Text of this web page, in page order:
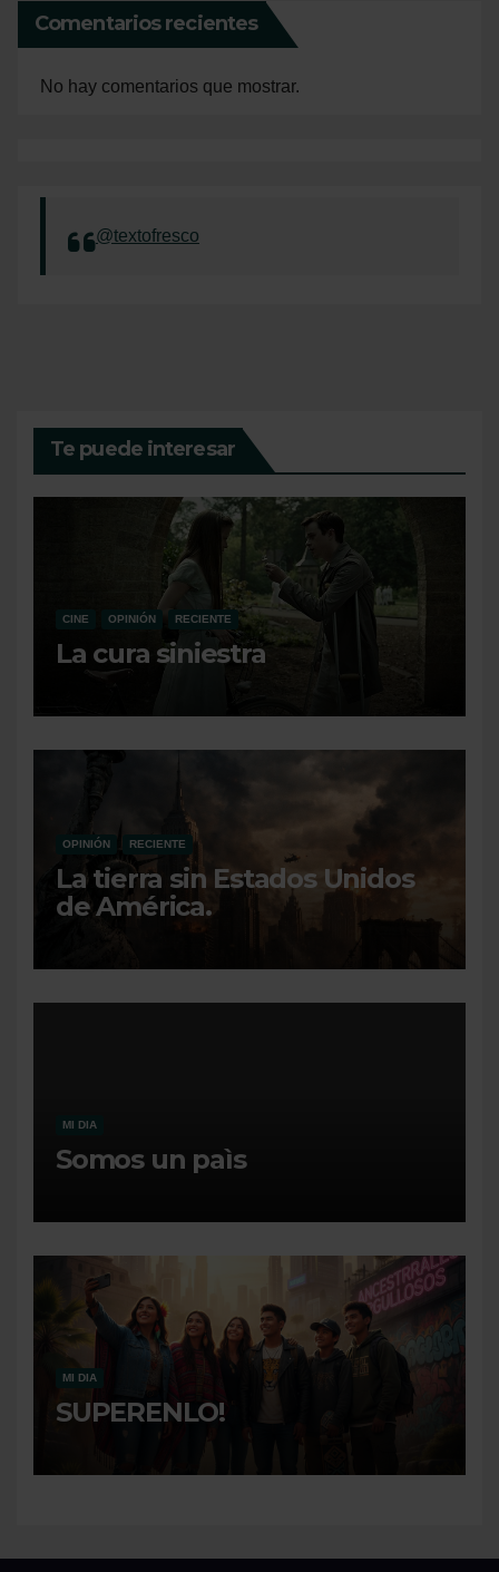
Comentarios recientes
No hay comentarios que mostrar.
@textofresco
Te puede interesar
CINE OPINIÓN RECIENTE
La cura siniestra
OPINIÓN RECIENTE
La tierra sin Estados Unidos
de América.
MI DIA
Somos un paìs
MI DIA
SUPERENLO!